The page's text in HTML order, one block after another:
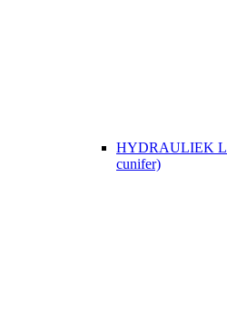
HYDRAULIEK
cunifer)